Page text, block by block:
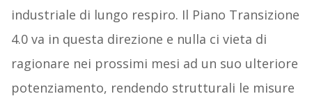
industriale di lungo respiro. Il Piano Transizione
4.0 va in questa direzione e nulla ci vieta di
ragionare nei prossimi mesi ad un suo ulteriore
potenziamento, rendendo strutturali le misure